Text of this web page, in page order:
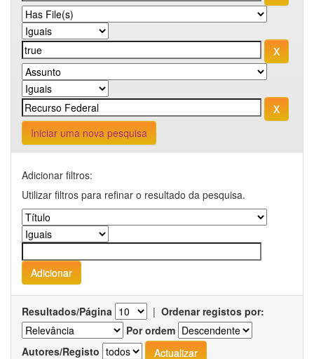
Iniciar uma nova pesquisa
Adicionar filtros:
Utilizar filtros para refinar o resultado da pesquisa.
Resultados/Página | Ordenar registos por:
Por ordem
Autores/Registo